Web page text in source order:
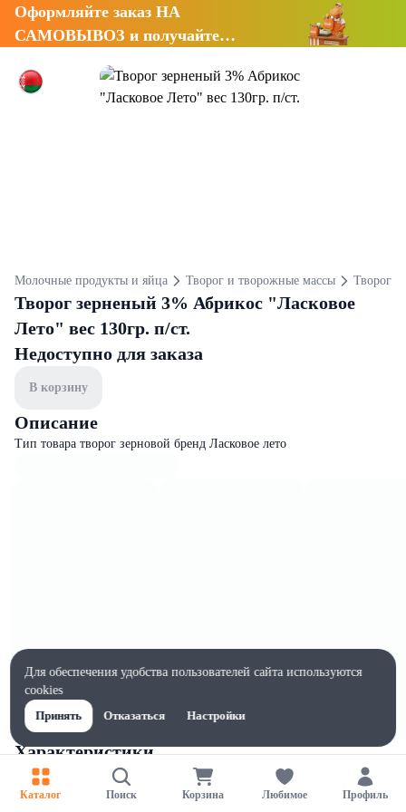
Оформляйте заказ НА
САМОВЫВОЗ и получайте
Молочные продукты и яйца Творог и творожные массы Творог
Творог зерненый 3% Абрикос "Ласковое
Лето" вес 130гр. п/ст.
Недоступно для заказа
В корзину
Описание
Тип товара творог зерновой бренд Ласковое лето
Характеристики
Ширина, мм
95
Каталог Поиск Корзина Любимое Профиль
Для обеспечения удобства пользователей сайта используются
cookies
Принять
Отказаться Настройки